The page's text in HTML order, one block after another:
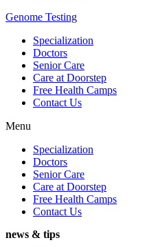
Genome Testing
Specialization
Doctors
Senior Care
Care at Doorstep
Free Health Camps
Contact Us
Menu
Specialization
Doctors
Senior Care
Care at Doorstep
Free Health Camps
Contact Us
news & tips